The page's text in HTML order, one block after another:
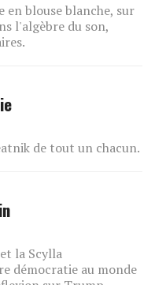
en blouse blanche, sur
l'algèbre du son,
de tout un chacun.
la Scylla
démocratie au monde